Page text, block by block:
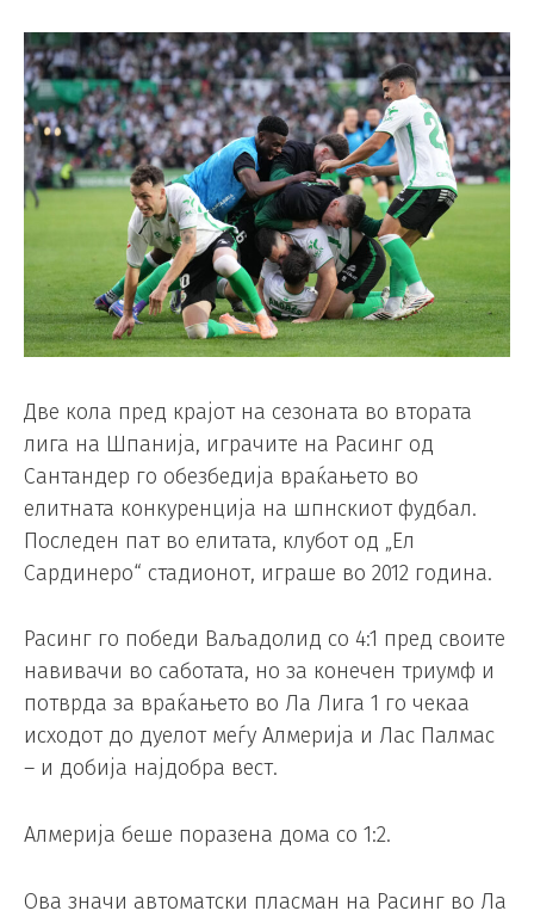
Две кола пред крајот на сезоната во втората
лига на Шпанија, играчите на Расинг од
Сантандер го обезбедија враќањето во
елитната конкуренција на шпнскиот фудбал.
Последен пат во елитата, клубот од „Ел
Сардинеро“ стадионот, играше во 2012 година.
Расинг го победи Ваљадолид со 4:1 пред своите
навивачи во саботата, но за конечен триумф и
потврда за враќањето во Ла Лига 1 го чекаа
исходот до дуелот меѓу Алмерија и Лас Палмас
– и добија најдобра вест.
Алмерија беше поразена дома со 1:2.
Ова значи автоматски пласман на Расинг во Ла